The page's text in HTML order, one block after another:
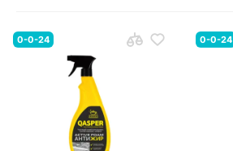
0-0-24 0-0-24